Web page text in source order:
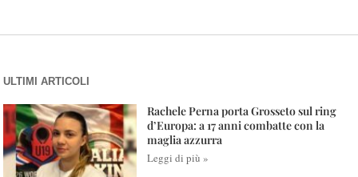
ULTIMI ARTICOLI
Rachele Perna porta Grosseto sul ring
d’Europa: a 17 anni combatte con la
maglia azzurra
Leggi di più »